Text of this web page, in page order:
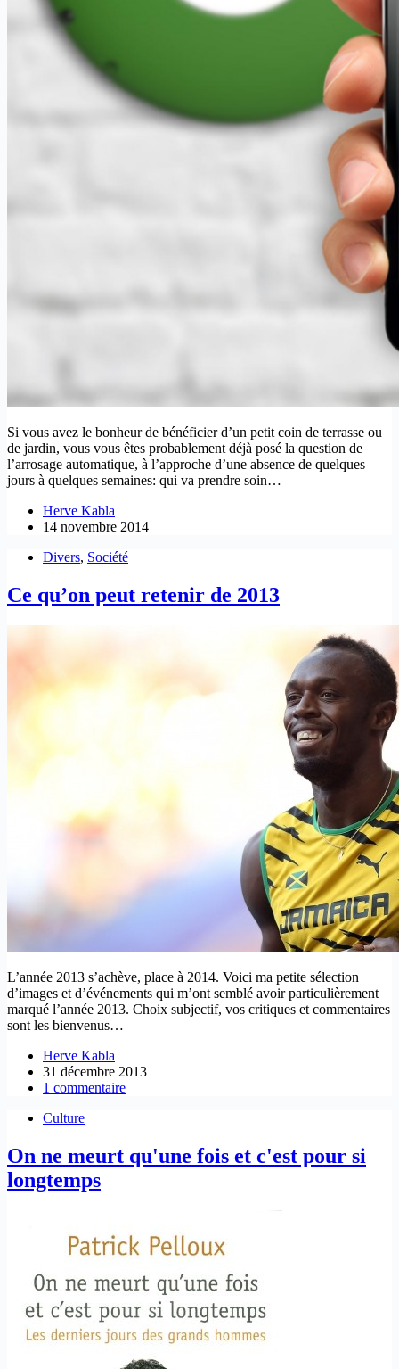
Si vous avez le bonheur de bénéficier d’un petit coin de terrasse ou
de jardin, vous vous êtes probablement déjà posé la question de
l’arrosage automatique, à l’approche d’une absence de quelques
jours à quelques semaines: qui va prendre soin…
Herve Kabla
14 novembre 2014
Divers, Société
Ce qu’on peut retenir de 2013
L’année 2013 s’achève, place à 2014. Voici ma petite sélection
d’images et d’événements qui m’ont semblé avoir particulièrement
marqué l’année 2013. Choix subjectif, vos critiques et commentaires
sont les bienvenus…
Herve Kabla
31 décembre 2013
1 commentaire
Culture
On ne meurt qu'une fois et c'est pour si
longtemps